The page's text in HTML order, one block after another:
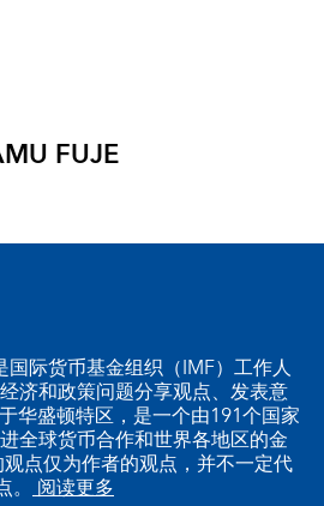
FUJE
际货币基金组织（IMF）工作人
济和政策问题分享观点、发表意
华盛顿特区，是一个由191个国家
全球货币合作和世界各地区的金
点仅为作者的观点，并不一定代
阅读更多